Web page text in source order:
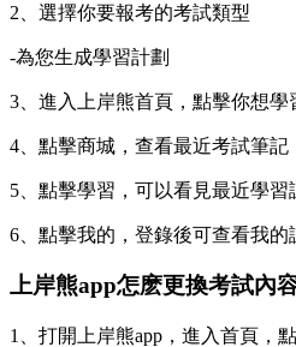
2、選擇你要報考的考試類型
-為您生成學習計劃
3、進入上岸熊首頁，點擊你想學
4、點擊商城，查看最近考試筆記
5、點擊學習，可以看見最近學習
6、點擊我的，登錄後可查看我
上岸熊app怎麽更換考試內
1、打開上岸熊app，進入首頁，